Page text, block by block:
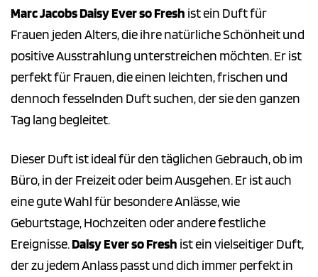
Marc Jacobs Daisy Ever so Fresh ist ein Duft für
Frauen jeden Alters, die ihre natürliche Schönheit und
positive Ausstrahlung unterstreichen möchten. Er ist
perfekt für Frauen, die einen leichten, frischen und
dennoch fesselnden Duft suchen, der sie den ganzen
Tag lang begleitet.
Dieser Duft ist ideal für den täglichen Gebrauch, ob im
Büro, in der Freizeit oder beim Ausgehen. Er ist auch
eine gute Wahl für besondere Anlässe, wie
Geburtstage, Hochzeiten oder andere festliche
Ereignisse.Daisy Ever so Fresh ist ein vielseitiger Duft,
der zu jedem Anlass passt und dich immer perfekt in